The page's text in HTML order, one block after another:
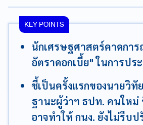
KEY POINTS
นักเศรษฐศาสตร์คาดการ
อัตราดอกเบี้ย" ในการปร
ชี้เป็นครั้งแรกของนายวิทั
ฐานะผู้ว่าฯ ธปท. คนใหม่
อาจทำให้ กนง. ยังไม่รีบ